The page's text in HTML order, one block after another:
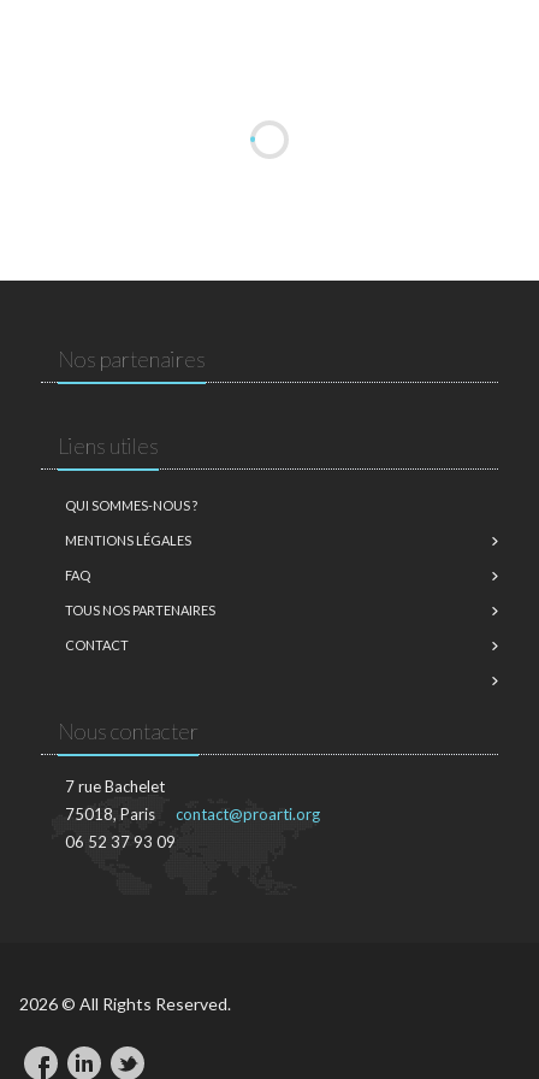
Nos partenaires
Liens utiles
QUI SOMMES-NOUS ?
MENTIONS LÉGALES
FAQ
TOUS NOS PARTENAIRES
CONTACT
Nous contacter
7 rue Bachelet
75018, Paris
06 52 37 93 09
contact@proarti.org
2026 © All Rights Reserved.